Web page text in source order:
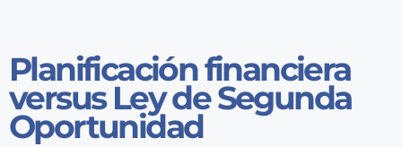
Planificación financiera
versus Ley de Segunda
Oportunidad